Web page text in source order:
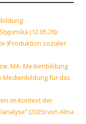
(12.05.26):
)Produktion sozialer
MA- Medienbildung
Medienbildung für das
im Kontext der
(2025) von Alina